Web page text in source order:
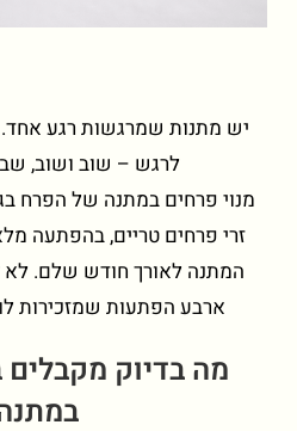
יש מתנות שמרגשות רגע
לרגש – שוב ושוב,
מנוי פרחים במתנה של הפרח
זרי פרחים טריים, בהפתעה
המתנה לאורך חודש שלם.
ארבע הפתעות שמזכירות
מה בדיוק מקבלים